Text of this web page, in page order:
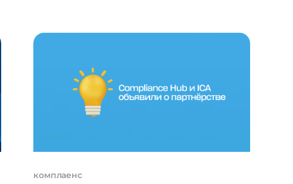
чаще сталкиваются с ограничениями этой
товаров работают по фиксированному
графику, создавая опасные временные
разрывы. В то время как
макроэкономические новости и
комплаенс